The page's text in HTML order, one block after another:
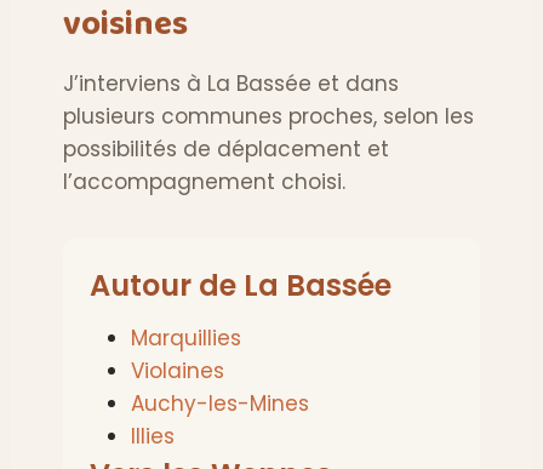
voisines
J’interviens à La Bassée et dans
plusieurs communes proches, selon les
possibilités de déplacement et
l’accompagnement choisi.
Autour de La Bassée
Marquillies
Violaines
Auchy-les-Mines
Illies